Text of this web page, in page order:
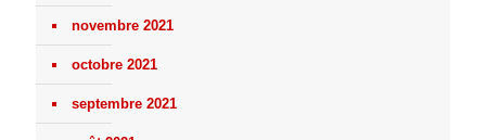
novembre 2021
octobre 2021
septembre 2021